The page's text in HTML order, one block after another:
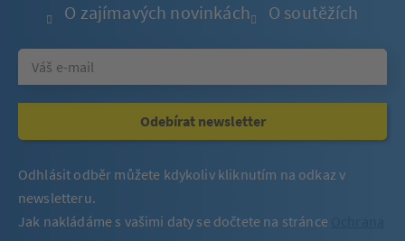
O zajímavých novinkách
O soutěžích
Odebírat newsletter
Odhlásit odběr můžete kdykoliv kliknutím na odkaz v
newsletteru.
Jak nakládáme s vašimi daty se dočtete na stránce